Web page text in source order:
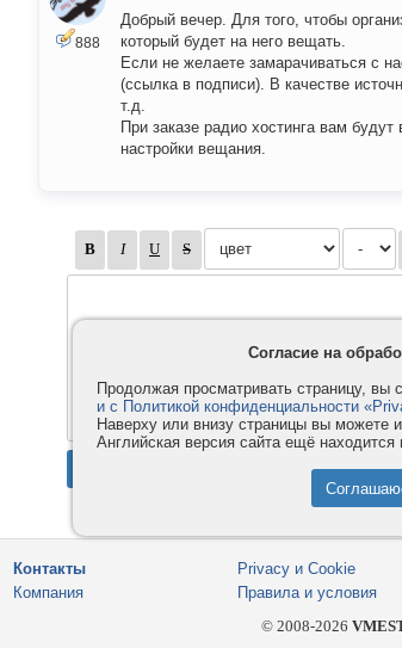
888
Добрый вечер. Для того, чтобы
который будет на него вещать.
Если не желаете замарачиваться с
(ссылка в подписи). В качестве
т.д.
При заказе радио хостинга вам
настройки вещания.
Контакты
Компания
Privacy и Cookie
Правила и условия
© 2008-2026
Согласие на
Продолжая просматривать страницу,
и с Политикой конфиденциальности
Наверху или внизу страницы вы можете
Английская версия сайта ещё